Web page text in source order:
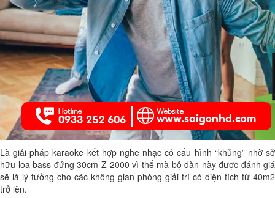
Là giải pháp karaoke kết hợp nghe nhạc có cấu hình “khủng” nhờ sở
hữu loa bass đứng 30cm Z-2000 vì thế mà bộ dàn này được đánh giá
sẽ là lý tưởng cho các không gian phòng giải trí có diện tích từ 40m2
trở lên.